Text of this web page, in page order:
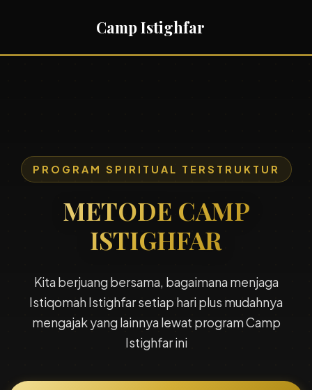
Camp Istighfar
PROGRAM SPIRITUAL TERSTRUKTUR
METODE CAMP
ISTIGHFAR
Kita berjuang bersama, bagaimana menjaga
Istiqomah Istighfar setiap hari plus mudahnya
mengajak yang lainnya lewat program Camp
Istighfar ini